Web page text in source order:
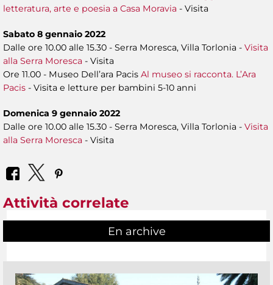
letteratura, arte e poesia a Casa Moravia - Visita
Sabato 8 gennaio 2022
Dalle ore 10.00 alle 15.30 - Serra Moresca, Villa Torlonia - Visita
alla Serra Moresca - Visita
Ore 11.00 - Museo Dell’ara Pacis Al museo si racconta. L’Ara
Pacis - Visita e letture per bambini 5-10 anni
Domenica 9 gennaio 2022
Dalle ore 10.00 alle 15.30 - Serra Moresca, Villa Torlonia - Visita
alla Serra Moresca - Visita
Attività correlate
En archive